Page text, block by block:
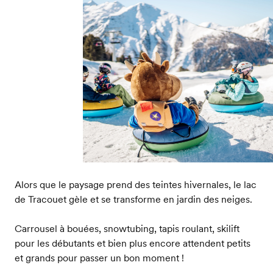
Alors que le paysage prend des teintes hivernales, le lac
de Tracouet gèle et se transforme en jardin des neiges.
Carrousel à bouées, snowtubing, tapis roulant, skilift
pour les débutants et bien plus encore attendent petits
et grands pour passer un bon moment !